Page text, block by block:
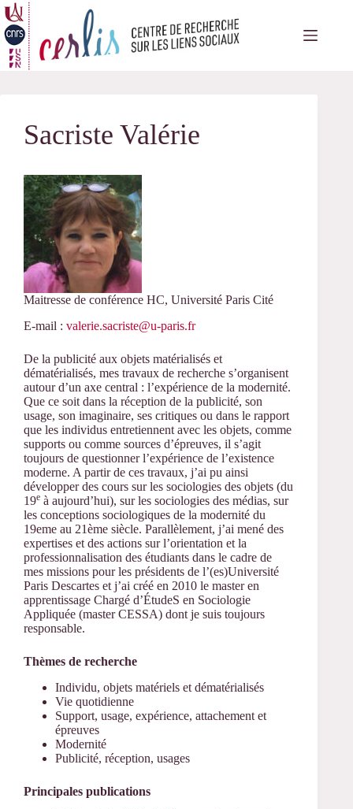
Passer
au
contenu
Sacriste Valérie
Maitresse de conférence HC, Université Paris Cité
E-mail : valerie.sacriste@u-paris.fr
De la publicité aux objets matérialisés et
dématérialisés, mes travaux de recherche s’organisent
autour d’un axe central : l’expérience de la modernité.
Que ce soit dans la réception de la publicité, son
usage, son imaginaire, ses critiques ou dans le rapport
que les individus entretiennent avec les objets, comme
supports ou comme sources d’épreuves, il s’agit
toujours de questionner l’expérience de l’existence
moderne. A partir de ces travaux, j’ai pu ainsi
développer des cours sur les sociologies des objets (du
19e à aujourd’hui), sur les sociologies des médias, sur
les conceptions sociologiques de la modernité du
19eme au 21ème siècle. Parallèlement, j’ai mené des
expertises et des actions sur l’orientation et la
professionnalisation des étudiants dans le cadre de
mes missions pour les présidents de l’(es)Université
Paris Descartes et j’ai créé en 2010 le master en
apprentissage Chargé d’ÉtudeS en Sociologie
Appliquée (master CESSA) dont je suis toujours
responsable.
Thèmes de recherche
Individu, objets matériels et dématérialisés
Vie quotidienne
Support, usage, expérience, attachement et
épreuves
Modernité
Publicité, réception, usages
Principales publications